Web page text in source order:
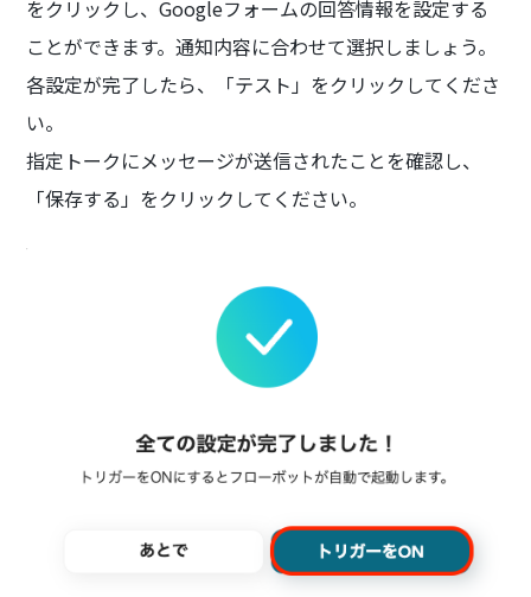
をクリックし、Googleフォームの回答情報を設定する
ことができます。通知内容に合わせて選択しましょう。
各設定が完了したら、「テスト」をクリックしてくださ
い。
指定トークにメッセージが送信されたことを確認し、
「保存する」をクリックしてください。